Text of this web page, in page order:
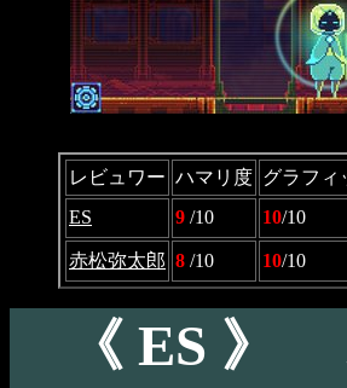
レビュワー ハマリ度 グラフィ
ES
9 /10 10/10
赤松弥太郎 8 /10 10/10
《 ES 》